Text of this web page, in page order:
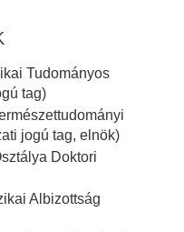
Tudományos
tag)
jogú tag, elnök)
Doktori
Albizottság